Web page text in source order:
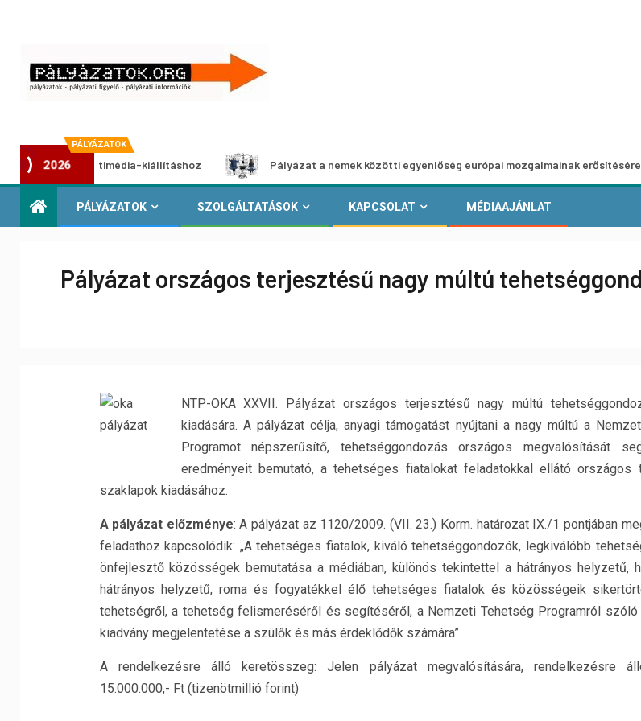
PÁLYÁZATOK
2026
multimédia-kiállításhoz Pályázat a nemek közötti egyenlőség európai mozgalmainak erősítésére
PÁLYÁZATOK SZOLGÁLTATÁSOK KAPCSOLAT MÉDIAAJÁNLAT
Pályázat országos terjesztésű nagy múltú
NTP-OKA XXVII. Pályázat országos terjesztésű nagy múltú
kiadására. A pályázat célja, anyagi támogatást nyújtani a nagy múltú a
Programot népszerűsítő, tehetséggondozás országos megvalósítását
eredményeit bemutató, a tehetséges fiatalokat feladatokkal ellátó országos
szaklapok kiadásához.
A pályázat előzménye: A pályázat az 1120/2009. (VII. 23.) Korm. határozat IX./1 pontjában
feladathoz kapcsolódik: „A tehetséges fiatalok, kiváló tehetséggondozók, legkiválóbb
önfejlesztő közösségek bemutatása a médiában, különös tekintettel a hátrányos helyzetű,
hátrányos helyzetű, roma és fogyatékkel élő tehetséges fiatalok és közösségeik
tehetségről, a tehetség felismeréséről és segítéséről, a Nemzeti Tehetség Programról
kiadvány megjelentetése a szülők és más érdeklődők számára”
A rendelkezésre álló keretösszeg: Jelen pályázat megvalósítására, rendelkezésre
15.000.000,- Ft (tizenötmillió forint)